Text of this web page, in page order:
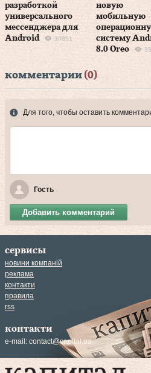
разработкой
универсального
мессенджера для
Android
30851
новую
мобильную
систему
8.0 Oreo
комментарии (0)
Для того, чтобы оставить
Гость
Добавить комментарий
сервисы
новини компаній
реклама
контакти
правила
rss
контакти
e-mail: contact@capital.ua